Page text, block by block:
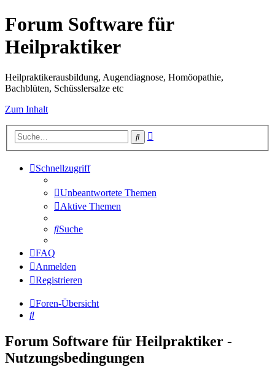
Forum Software für
Heilpraktiker
Heilpraktikerausbildung, Augendiagnose, Homöopathie,
Bachblüten, Schüsslersalze etc
Zum Inhalt
Suche
Schnellzugriff
Unbeantwortete Themen
Aktive Themen
Suche
FAQ
Anmelden
Registrieren
Foren-Übersicht
Suche
Forum Software für Heilpraktiker -
Nutzungsbedingungen